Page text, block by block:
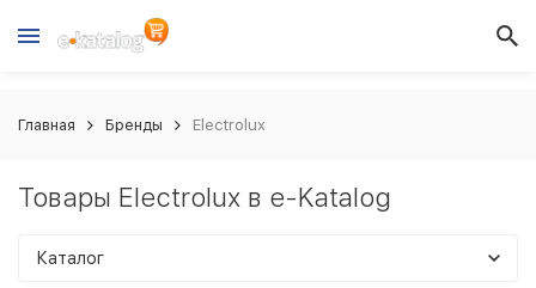
Главная Бренды Electrolux
Товары Electrolux в e-Katalog
Каталог